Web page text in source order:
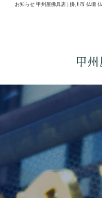
お知らせ 甲州屋佛具店 | 掛川市 仏壇